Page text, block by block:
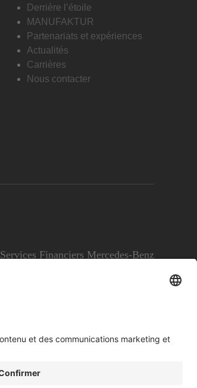
Derrière l’étoile
MANUFAKTUR
Partenariats et expériences
Actualités
Carrières
Nous contacter
Services Financiers Mercedes-Benz